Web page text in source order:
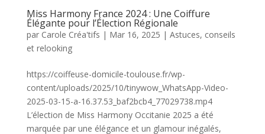
Miss Harmony France 2024 : Une Coiffure
Élégante pour l’Élection Régionale
par Carole Créa'tifs | Mar 16, 2025 | Astuces, conseils
et relooking
https://coiffeuse-domicile-toulouse.fr/wp-
content/uploads/2025/10/tinywow_WhatsApp-Video-
2025-03-15-a-16.37.53_baf2bcb4_77029738.mp4
L’élection de Miss Harmony Occitanie 2025 a été
marquée par une élégance et un glamour inégalés,